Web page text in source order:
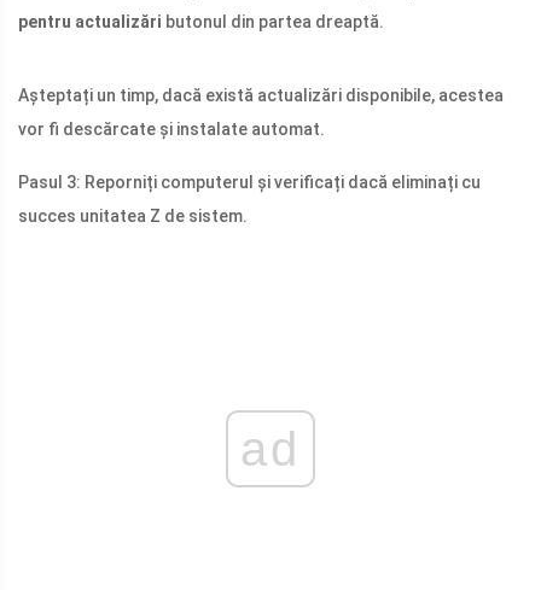
pentru actualizări butonul din partea dreaptă.
Așteptați un timp, dacă există actualizări disponibile, acestea
vor fi descărcate și instalate automat.
Pasul 3: Reporniți computerul și verificați dacă eliminați cu
succes unitatea Z de sistem.
ad